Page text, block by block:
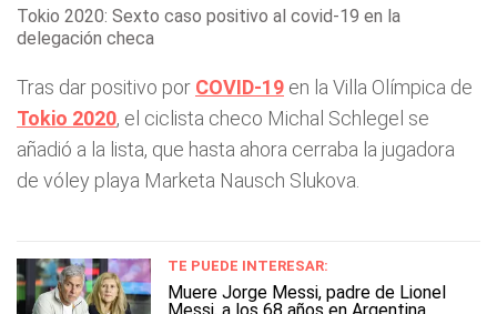
Tokio 2020: Sexto caso positivo al covid-19 en la
delegación checa
Tras dar positivo por COVID-19 en la Villa Olímpica de
Tokio 2020, el ciclista checo Michal Schlegel se
añadió a la lista, que hasta ahora cerraba la jugadora
de vóley playa Marketa Nausch Slukova.
TE PUEDE INTERESAR:
Muere Jorge Messi, padre de Lionel